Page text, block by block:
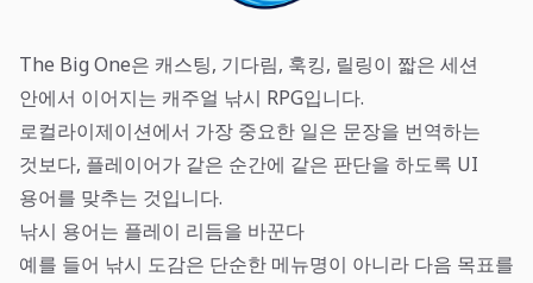
The Big One은 캐스팅, 기다림, 훅킹, 릴링이 짧은 세션
안에서 이어지는 캐주얼 낚시 RPG입니다.
로컬라이제이션에서 가장 중요한 일은 문장을 번역하는
것보다, 플레이어가 같은 순간에 같은 판단을 하도록 UI
용어를 맞추는 것입니다.
낚시 용어는 플레이 리듬을 바꾼다
예를 들어 낚시 도감은 단순한 메뉴명이 아니라 다음 목표를